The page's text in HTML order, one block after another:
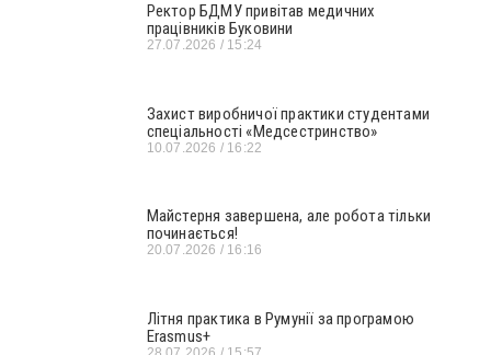
Ректор БДМУ привітав медичних
працівників Буковини
27.07.2026 15:24
Захист виробничої практики студентами
спеціальності «Медсестринство»
10.07.2026 16:22
Майстерня завершена, але робота тільки
починається!
20.07.2026 16:16
Літня практика в Румунії за програмою
Erasmus+